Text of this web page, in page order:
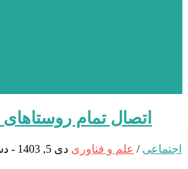
اتصال تمام روستاهای
اجتماعی / علم و فناوری دی 5, 1403 - دسامبر 25, 2024